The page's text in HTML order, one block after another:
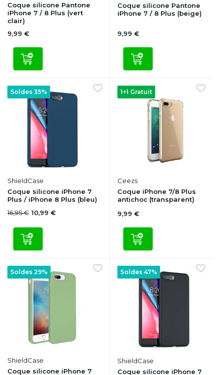
Coque silicone Pantone
iPhone 7 / 8 Plus (vert
clair)
9,99 €
Coque silicone Pantone
iPhone 7 / 8 Plus (beige)
9,99 €
Soldes 35%
ShieldCase
Coque silicone iPhone 7
Plus / iPhone 8 Plus (bleu)
16,95 € 10,99 €
1+1 Gratuit
Ceezs
Coque iPhone 7/8 Plus
antichoc (transparent)
9,99 €
Soldes 29%
ShieldCase
Coque silicone iPhone 7
Soldes 47%
ShieldCase
Coque silicone iPhone 7